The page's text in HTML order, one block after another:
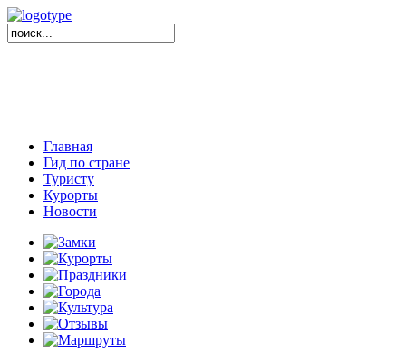
Главная
Гид по стране
Туристу
Курорты
Новости